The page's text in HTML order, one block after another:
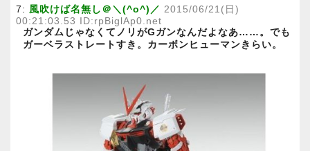
7: 風吹けば名無し＠＼(^o^)／ 2015/06/21(日)
00:21:03.53 ID:rpBiglAp0.net
ガンダムじゃなくてノリがGガンなんだよなあ……。でも
ガーベラストレートすき。カーボンヒューマンきらい。